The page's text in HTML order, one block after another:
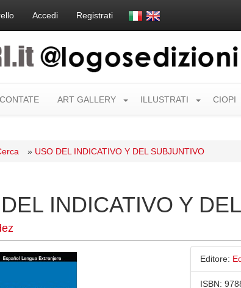
Accedi Registrati
ART GALLERY ILLUSTRATI CIOPI
» USO DEL INDICATIVO Y DEL SUBJUNTIVO
INDICATIVO Y
Editore:
ISBN: